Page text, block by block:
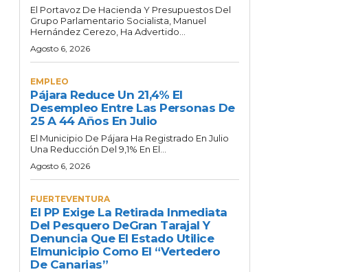
El Portavoz De Hacienda Y Presupuestos Del
Grupo Parlamentario Socialista, Manuel
Hernández Cerezo, Ha Advertido...
Agosto 6, 2026
EMPLEO
Pájara Reduce Un 21,4% El
Desempleo Entre Las Personas De
25 A 44 Años En Julio
El Municipio De Pájara Ha Registrado En Julio
Una Reducción Del 9,1% En El...
Agosto 6, 2026
FUERTEVENTURA
El PP Exige La Retirada Inmediata
Del Pesquero DeGran Tarajal Y
Denuncia Que El Estado Utilice
Elmunicipio Como El “vertedero
De Canarias”